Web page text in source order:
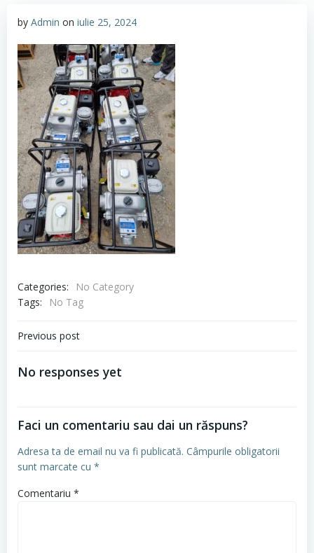
by Admin on iulie 25, 2024
Categories:
No Category
Tags:
No Tag
Navigare
articole
Previous post
No responses yet
Faci un comentariu sau dai un răspuns?
Adresa ta de email nu va fi publicată. Câmpurile obligatorii
sunt marcate cu *
Comentariu *